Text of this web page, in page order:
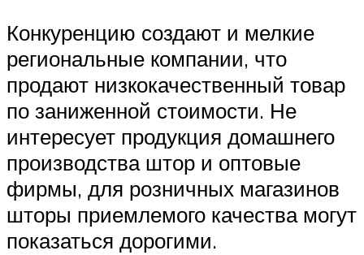
Конкуренцию создают и мелкие
региональные компании, что
продают низкокачественный товар
по заниженной стоимости. Не
интересует продукция домашнего
производства штор и оптовые
фирмы, для розничных магазинов
шторы приемлемого качества могут
показаться дорогими.